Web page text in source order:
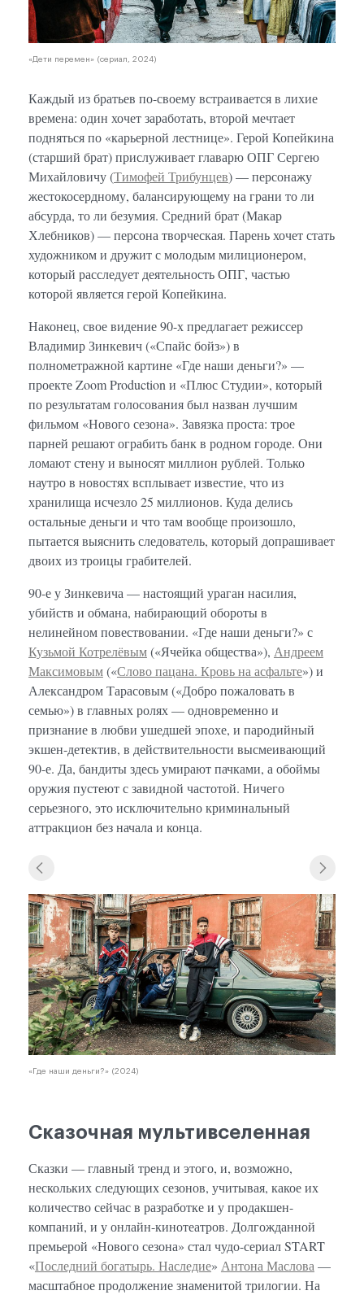
«Дети перемен» (сериал, 2024)
Каждый из братьев по-своему встраивается в лихие
времена: один хочет заработать, второй мечтает
подняться по «карьерной лестнице». Герой Копейкина
(старший брат) прислуживает главарю ОПГ Сергею
Михайловичу (Тимофей Трибунцев) — персонажу
жестокосердному, балансирующему на грани то ли
абсурда, то ли безумия. Средний брат (Макар
Хлебников) — персона творческая. Парень хочет стать
художником и дружит с молодым милиционером,
который расследует деятельность ОПГ, частью
которой является герой Копейкина.
Наконец, свое видение 90-х предлагает режиссер
Владимир Зинкевич («Спайс бойз») в
полнометражной картине «Где наши деньги?» —
проекте Zoom Production и «Плюс Студии», который
по результатам голосования был назван лучшим
фильмом «Нового сезона». Завязка проста: трое
парней решают ограбить банк в родном городе. Они
ломают стену и выносят миллион рублей. Только
наутро в новостях всплывает известие, что из
хранилища исчезло 25 миллионов. Куда делись
остальные деньги и что там вообще произошло,
пытается выяснить следователь, который допрашивает
двоих из троицы грабителей.
90-е у Зинкевича — настоящий ураган насилия,
убийств и обмана, набирающий обороты в
нелинейном повествовании. «Где наши деньги?» с
Кузьмой Котрелёвым(«Ячейка общества»), Андреем
Максимовым(«Слово пацана. Кровь на асфальте») и
Александром Тарасовым («Добро пожаловать в
семью») в главных ролях — одновременно и
признание в любви ушедшей эпохе, и пародийный
экшен-детектив, в действительности высмеивающий
90-е. Да, бандиты здесь умирают пачками, а обоймы
оружия пустеют с завидной частотой. Ничего
серьезного, это исключительно криминальный
аттракцион без начала и конца.
«Где наши деньги?» (2024)
Сказочная мультивселенная
Сказки — главный тренд и этого, и, возможно,
нескольких следующих сезонов, учитывая, какое их
количество сейчас в разработке и у продакшен-
компаний, и у онлайн-кинотеатров. Долгожданной
премьерой «Нового сезона» стал чудо-сериал START
«Последний богатырь. Наследие» Антона Маслова—
масштабное продолжение знаменитой трилогии. На